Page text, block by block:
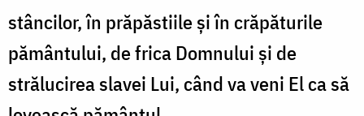
stâncilor, în prăpăstiile şi în crăpăturile
pământului, de frica Domnului şi de
strălucirea slavei Lui, când va veni El ca să